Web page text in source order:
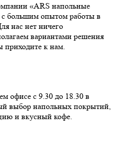
«ARS напольные
большим опытом работы в
нас нет ничего
вариантами решения
к нам.
офисе с 9.30 до 18.30 в
выбор напольных покрытий,
и вкусный кофе.